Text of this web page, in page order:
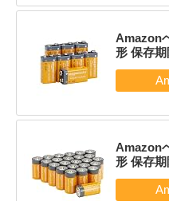
Amazon
形 保存期
Amazon
形 保存期